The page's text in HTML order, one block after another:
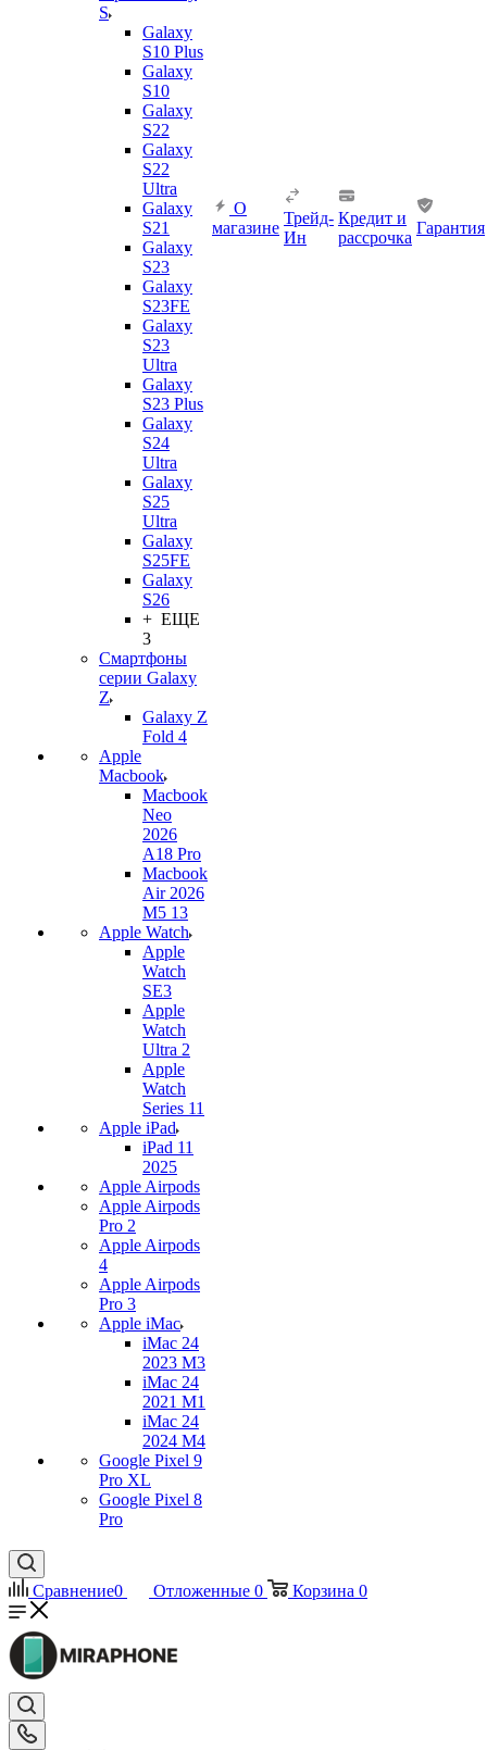
S
Galaxy
S10 Plus
Galaxy
S10
Galaxy
S22
Galaxy
S22
Ultra
Galaxy
S21
Galaxy
S23
Galaxy
S23FE
Galaxy
S23
Ultra
Galaxy
S23 Plus
Galaxy
S24
Ultra
Galaxy
S25
Ultra
Galaxy
S25FE
Galaxy
S26
+ ЕЩЕ
3
Смартфоны
серии Galaxy
Z
Galaxy Z
Fold 4
Apple
Macbook
Macbook
Neo
2026
A18 Pro
Macbook
Air 2026
M5 13
Apple Watch
Apple
Watch
SE3
Apple
Watch
Ultra 2
Apple
Watch
Series 11
Apple iPad
iPad 11
2025
Apple Airpods
Apple Airpods
Pro 2
Apple Airpods
4
Apple Airpods
Pro 3
Apple iMac
iMac 24
2023 M3
iMac 24
2021 M1
iMac 24
2024 M4
Google Pixel 9
Pro XL
Google Pixel 8
Pro
О
магазине
Трейд-
Ин
Кредит и
рассрочка
Гарантия
Сравнение0 Отложенные 0 Корзина 0